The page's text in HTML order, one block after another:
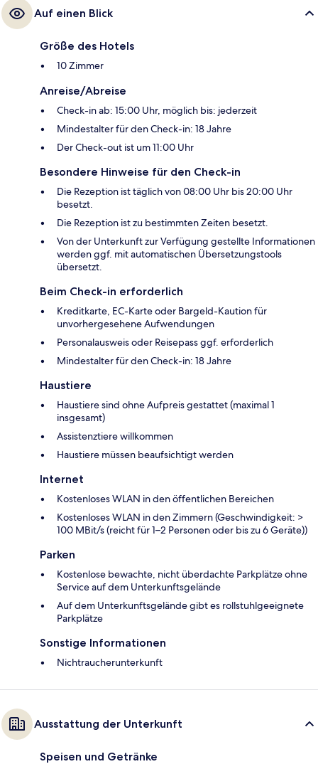
Auf einen Blick
Größe des Hotels
10 Zimmer
Anreise/Abreise
Check-in ab: 15:00 Uhr, möglich bis: jederzeit
Mindestalter für den Check-in: 18 Jahre
Der Check-out ist um 11:00 Uhr
Besondere Hinweise für den Check-in
Die Rezeption ist täglich von 08:00 Uhr bis 20:00 Uhr
besetzt.
Die Rezeption ist zu bestimmten Zeiten besetzt.
Von der Unterkunft zur Verfügung gestellte Informationen
werden ggf. mit automatischen Übersetzungstools
übersetzt.
Beim Check-in erforderlich
Kreditkarte, EC-Karte oder Bargeld-Kaution für
unvorhergesehene Aufwendungen
Personalausweis oder Reisepass ggf. erforderlich
Mindestalter für den Check-in: 18 Jahre
Haustiere
Haustiere sind ohne Aufpreis gestattet (maximal 1
insgesamt)
Assistenztiere willkommen
Haustiere müssen beaufsichtigt werden
Internet
Kostenloses WLAN in den öffentlichen Bereichen
Kostenloses WLAN in den Zimmern (Geschwindigkeit: >
100 MBit/s (reicht für 1–2 Personen oder bis zu 6 Geräte))
Parken
Kostenlose bewachte, nicht überdachte Parkplätze ohne
Service auf dem Unterkunftsgelände
Auf dem Unterkunftsgelände gibt es rollstuhlgeeignete
Parkplätze
Sonstige Informationen
Nichtraucherunterkunft
Ausstattung der Unterkunft
Speisen und Getränke